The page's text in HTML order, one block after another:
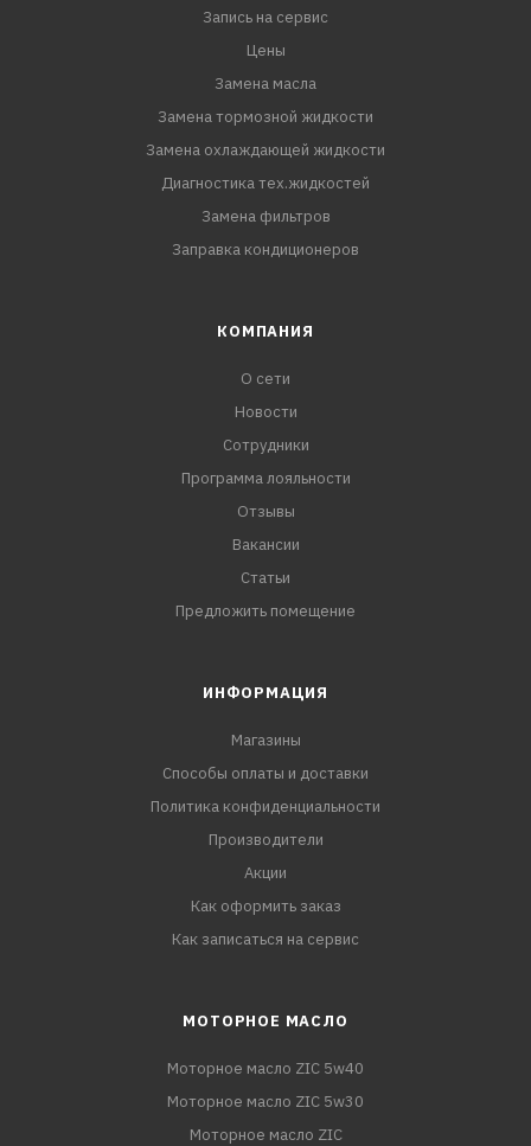
Запись на сервис
Цены
Замена масла
Замена тормозной жидкости
Замена охлаждающей жидкости
Диагностика тех.жидкостей
Замена фильтров
Заправка кондиционеров
КОМПАНИЯ
О сети
Новости
Сотрудники
Программа лояльности
Отзывы
Вакансии
Статьи
Предложить помещение
ИНФОРМАЦИЯ
Магазины
Способы оплаты и доставки
Политика конфиденциальности
Производители
Акции
Как оформить заказ
Как записаться на сервис
МОТОРНОЕ МАСЛО
Моторное масло ZIC 5w40
Моторное масло ZIC 5w30
Моторное масло ZIC